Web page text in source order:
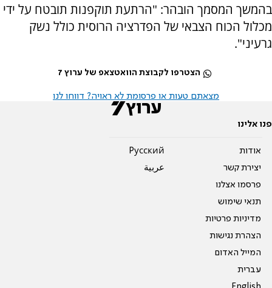
בהמשך המסמך הובהר: "הרתעת תוקפנות תובטח על ידי
מכלול הכוח הצבאי של הפדרציה הרוסית כולל נשק
גרעיני".
הצטרפו לקבוצת הוואטצאפ של ערוץ 7
מצאתם טעות או פרסומת לא ראויה? דווחו לנו
פנו אלינו
אודות
יצירת קשר
פרסמו אצלנו
תנאי שימוש
מדיניות פרטיות
הצהרת נגישות
המייל האדום
עברית
Pусский
عربية